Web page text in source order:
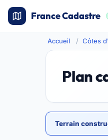
France Cadastre
Accueil Côtes
Plan
Terrain